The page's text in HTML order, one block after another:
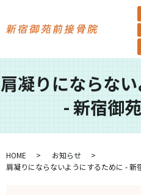
肩凝りにならな
- 新宿御
HOME
お知らせ
肩凝りにならないようにするために - 新